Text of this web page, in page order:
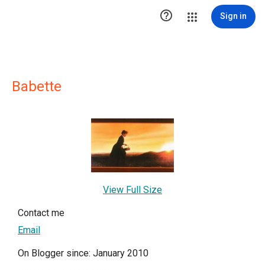
 Sign in
Babette
View Full Size
Contact me
Email
On Blogger since: January 2010